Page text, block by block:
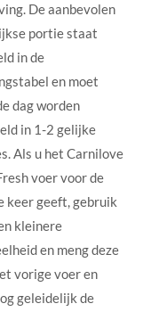
De aanbevolen
portie staat
in de
en moet
dag worden
in 1-2 gelijke
Als u het Carnilove
voer voor de
keer geeft, gebruik
kleinere
en meng deze
vorige voer en
geleidelijk de